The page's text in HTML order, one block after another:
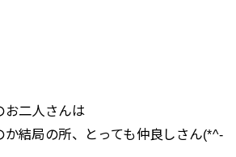
お二人さんは
結局の所、とっても仲良しさん(*^-